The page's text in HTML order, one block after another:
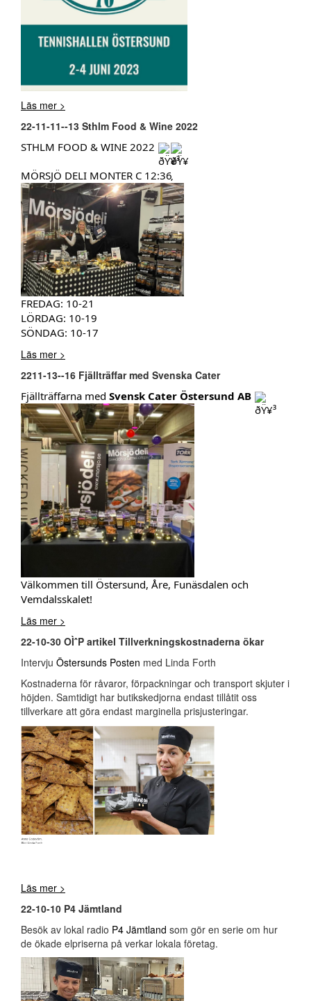
Läs mer >
22-11-11--13 Sthlm Food & Wine 2022
STHLM FOOD & WINE 2022
MÖRSJÖ DELI MONTER C 12:36
FREDAG: 10-21
LÖRDAG: 10-19
SÖNDAG: 10-17
Läs mer >
2211-13--16 Fjällträffar med Svenska Cater
Fjällträffarna med Svensk Cater Östersund AB
Välkommen till Östersund, Åre, Funäsdalen och
Vemdalsskalet!
Läs mer >
22-10-30 OÌˆP artikel Tillverkningskostnaderna ökar
Intervju Östersunds Posten med Linda Forth
Kostnaderna för råvaror, förpackningar och transport skjuter i
höjden. Samtidigt har butikskedjorna endast tillåtit oss
tillverkare att göra endast marginella prisjusteringar.
Läs mer >
22-10-10 P4 Jämtland
Besök av lokal radio P4 Jämtland som gör en serie om hur
de ökade elpriserna på verkar lokala företag.